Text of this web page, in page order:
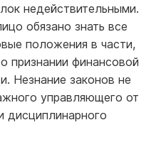
недействительными.
обязано знать все
положения в части,
признании финансовой
Незнание законов не
управляющего от
дисциплинарного